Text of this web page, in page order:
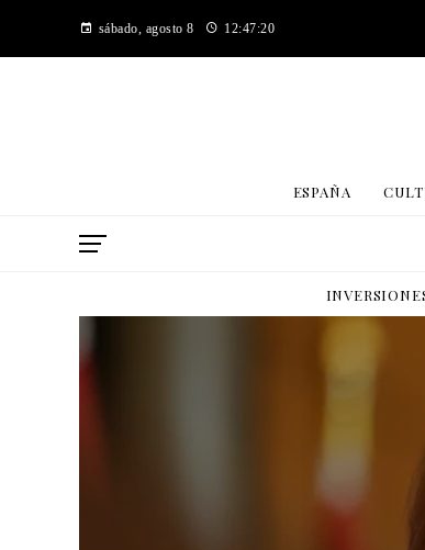
sábado, agosto 8 12:47:21
ESPAÑA